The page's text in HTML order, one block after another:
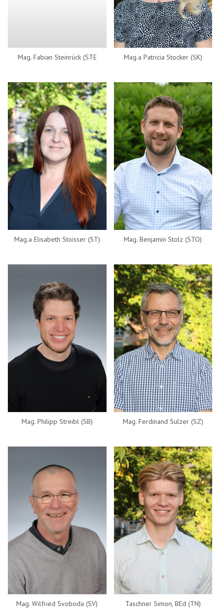
Mag. Fabian Steinrück (STE Mag.a Patricia Stocker (SK)
Mag.a Elisabeth Stoisser (ST) Mag. Benjamin Stolz (STO)
Mag. Philipp Streibl (SB) Mag. Ferdinand Sulzer (SZ)
Mag. Wilfried Svoboda (SV) Taschner Simon, BEd (TN)